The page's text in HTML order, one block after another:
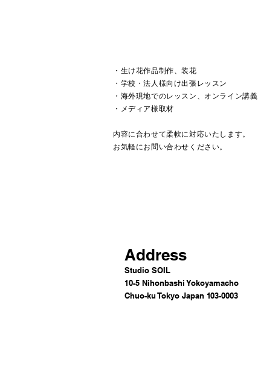
・生け花作品制作、装花
・学校・法人様向け出張レッスン
・海外現地でのレッスン、オンライン講義
・メディア様取材 ​
内容に合わせて柔軟に対応いたします。
​お気軽にお問い合わせください。
Address
Studio SOIL
10-5 Nihonbashi Yokoyamacho
Chuo-ku Tokyo Japan 103-0003​​​